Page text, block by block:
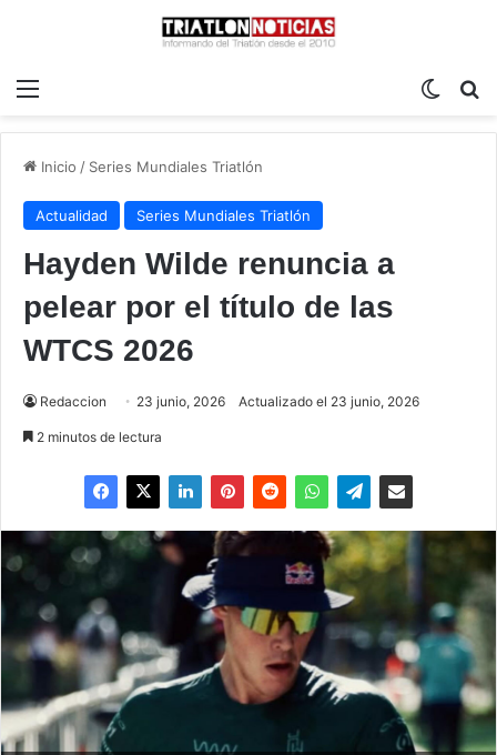
Inicio / Series Mundiales Triatlón
Actualidad Series Mundiales Triatlón
Hayden Wilde renuncia a
pelear por el título de las
WTCS 2026
Redaccion 23 junio, 2026 Actualizado el 23 junio, 2026
2 minutos de lectura